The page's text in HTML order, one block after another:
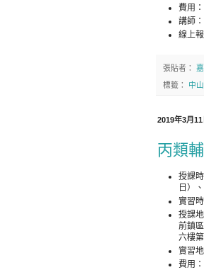
費用
講師
線上報
張貼者：
標籤： 中
2019年3月
丙類
授課
日）
實習
授課
前鎮
六樓
實習
費用